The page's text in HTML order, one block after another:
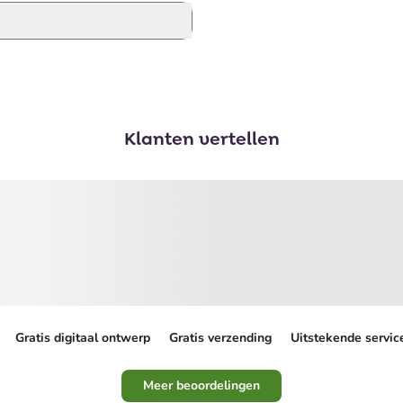
Klanten vertellen
Gratis digitaal ontwerp Gratis verzending Uitstekende
Meer beoordelingen